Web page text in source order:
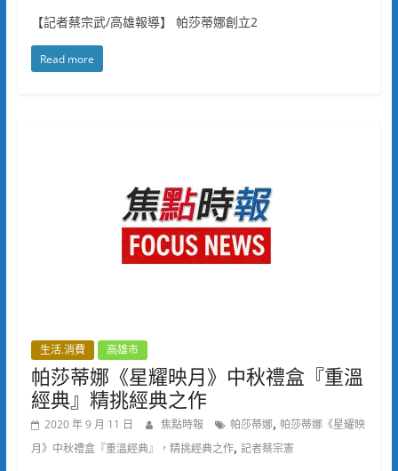
【記者蔡宗武/高雄報導】 帕莎蒂娜創立2
Read more
生活.消費 高雄市
帕莎蒂娜《星耀映月》中秋禮盒『重溫
經典』精挑經典之作
2020 年 9 月 11 日 焦點時報 帕莎蒂娜, 帕莎蒂娜《星耀映
月》中秋禮盒『重溫經典』，精挑經典之作, 記者蔡宗憲